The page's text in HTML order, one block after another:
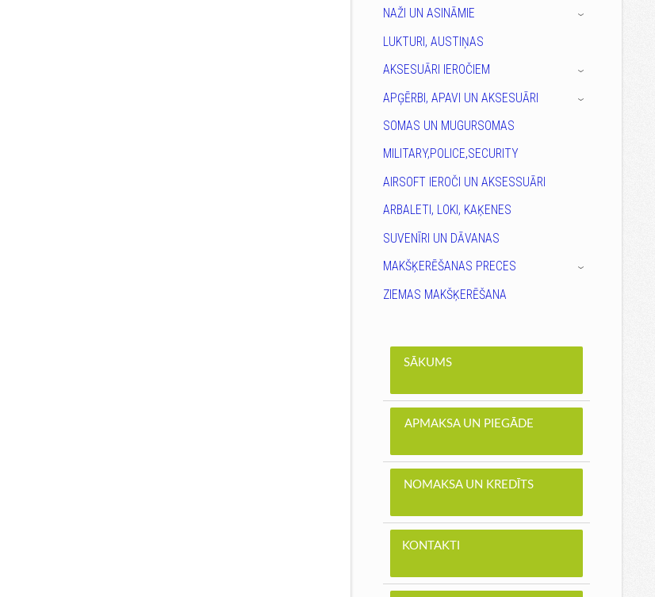
NAŽI UN ASINĀMIE ›
LUKTURI, AUSTIŅAS
AKSESUĀRI IEROČIEM
›
APĢĒRBI, APAVI UN AKSESUĀRI ›
SOMAS UN MUGURSOMAS
MILITARY,POLICE,SECURITY
AIRSOFT IEROČI UN AKSESSUĀRI
ARBALETI, LOKI, KAĶENES
SUVENĪRI UN DĀVANAS
MAKŠĶERĒŠANAS PRECES
›
ZIEMAS MAKŠĶERĒŠANA
SĀKUMS
APMAKSA UN PIEGĀDE
NOMAKSA UN KREDĪTS
KONTAKTI